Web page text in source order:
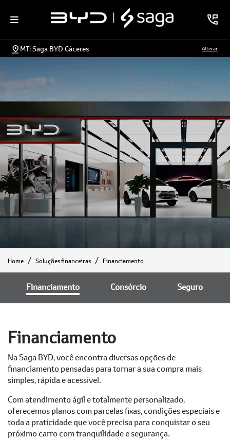
MT: Saga BYD Cáceres Alterar
Home Soluções financeiras Financiamento
Consórcio
Financiamento Seguro
Financiamento
Na Saga BYD, você encontra diversas opções de
financiamento pensadas para tornar a sua compra mais
simples, rápida e acessível.
Com atendimento ágil e totalmente personalizado,
oferecemos planos com parcelas fixas, condições especiais e
toda a praticidade que você precisa para conquistar o seu
próximo carro com tranquilidade e segurança.